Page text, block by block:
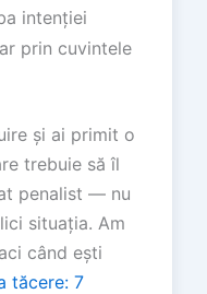
intenției
prin cuvintele
și ai primit o
trebuie să îl
penalist — nu
situația. Am
când ești
tăcere: 7